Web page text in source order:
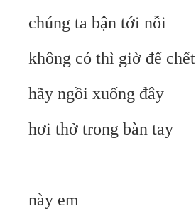
chúng ta bận tới nỗi
không có thì giờ để chết
hãy ngồi xuống đây
hơi thở trong bàn tay
này em